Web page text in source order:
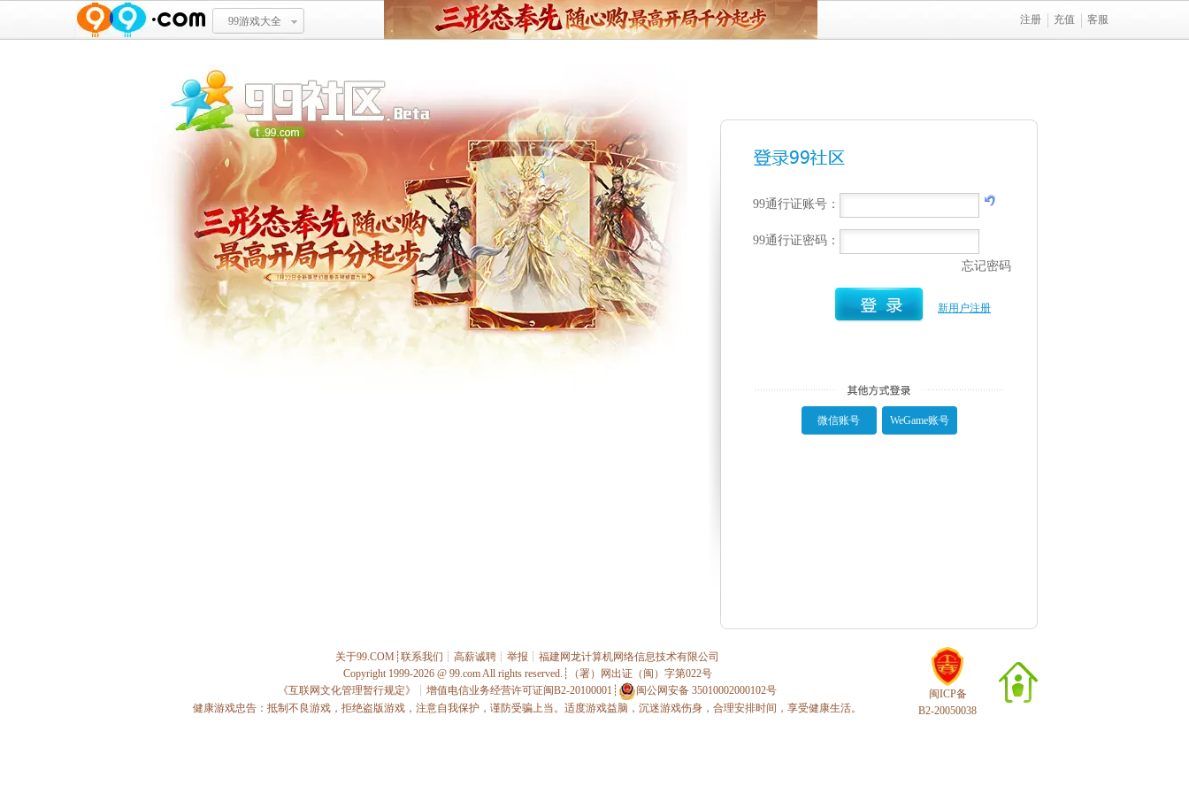
99游戏大全 注册 充值 客服
99通行证账号：
99通行证密码：
忘记密码
新用户注册
微信账号 WeGame账号
关于99.COM ┊ 联系我们 ┊ 高薪诚聘 ┊ 举报 ┊ 福建网龙计算机网络信息技术有限公司
Copyright 1999-2026 @ 99.comAll rights reserved.┊（署）网出证（闽）字第022号
《互联网文化管理暂行规定》
┊ 增值电信业务经营许可证闽B2-20100001 ┊
闽公网安备 35010002000102号
健康游戏忠告：抵制不良游戏，拒绝盗版游戏，注意自我保护，谨防受骗上当。适度游戏益脑，沉迷游戏伤身，合理安排时间，享受健康生活。
闽ICP备
B2-20050038